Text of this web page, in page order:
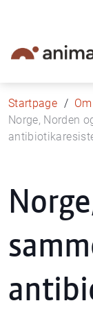
Startpage
Norge, Norden